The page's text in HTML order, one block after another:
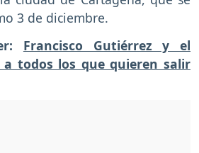
3 de diciembre.
Francisco Gutiérrez y el
a todos los que quieren salir